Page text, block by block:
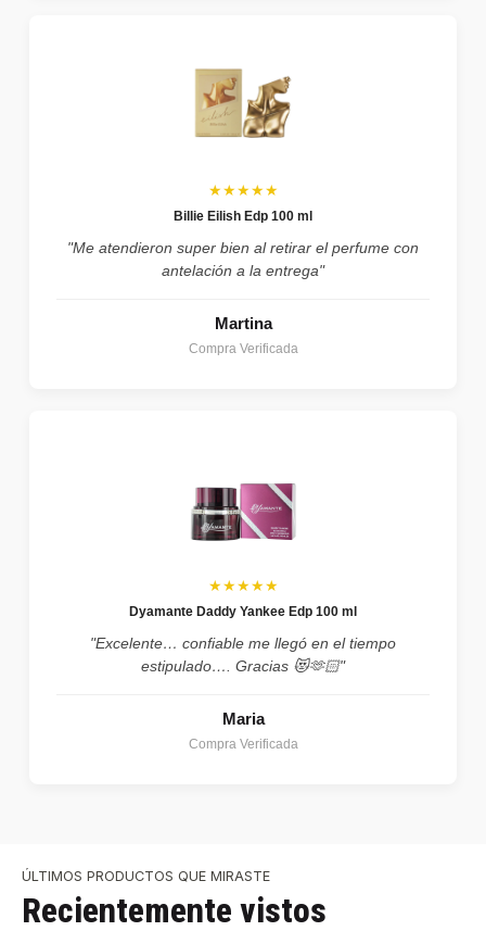
★★★★★
Billie Eilish Edp 100 ml
"Me atendieron super bien al retirar el perfume con
antelación a la entrega"
Martina
Compra Verificada
★★★★★
Dyamante Daddy Yankee Edp 100 ml
"Excelente… confiable me llegó en el tiempo
estipulado…. Gracias 😻🫶🏻"
Maria
Compra Verificada
ÚLTIMOS PRODUCTOS QUE MIRASTE
Recientemente vistos